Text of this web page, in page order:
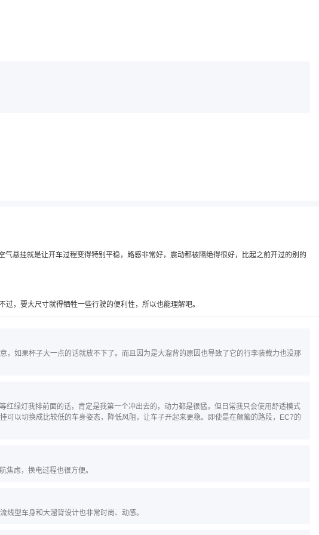
悬挂就是让开车过程变得特别平稳，路感非常好，震动都被隔绝得很好，比起之前开过的别的
，要大尺寸就得牺牲一些行驶的便利性，所以也能理解吧。
如果杯子大一点的话就放不下了。而且因为是大溜背的原因也导致了它的行李装载力也没那
绿灯我排前面的话，肯定是我第一个冲出去的，动力都是很猛，但日常我只会使用舒适模式
以切换成比较低的车身姿态，降低风阻，让车子开起来更稳。即使是在颠簸的路段，EC7的
虑，换电过程也很方便。
型车身和大溜背设计也非常时尚、动感。